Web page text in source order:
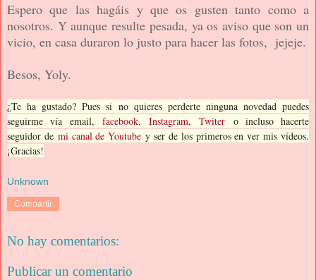
Espero que las hagáis y que os gusten tanto como a
nosotros. Y aunque resulte pesada, ya os aviso que son un
vicio, en casa duraron lo justo para hacer las fotos, jejeje.
Besos, Yoly.
¿Te ha gustado? Pues si no quieres perderte ninguna novedad puedes
seguirme vía email, facebook, Instagram,Twiter o incluso hacerte
seguidor de mi canal de Youtube y ser de los primeros en ver mis vídeos.
¡Gracias!
Unknown
Compartir
No hay comentarios:
Publicar un comentario